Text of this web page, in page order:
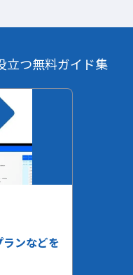
立つ無料ガイド集
ンなどを